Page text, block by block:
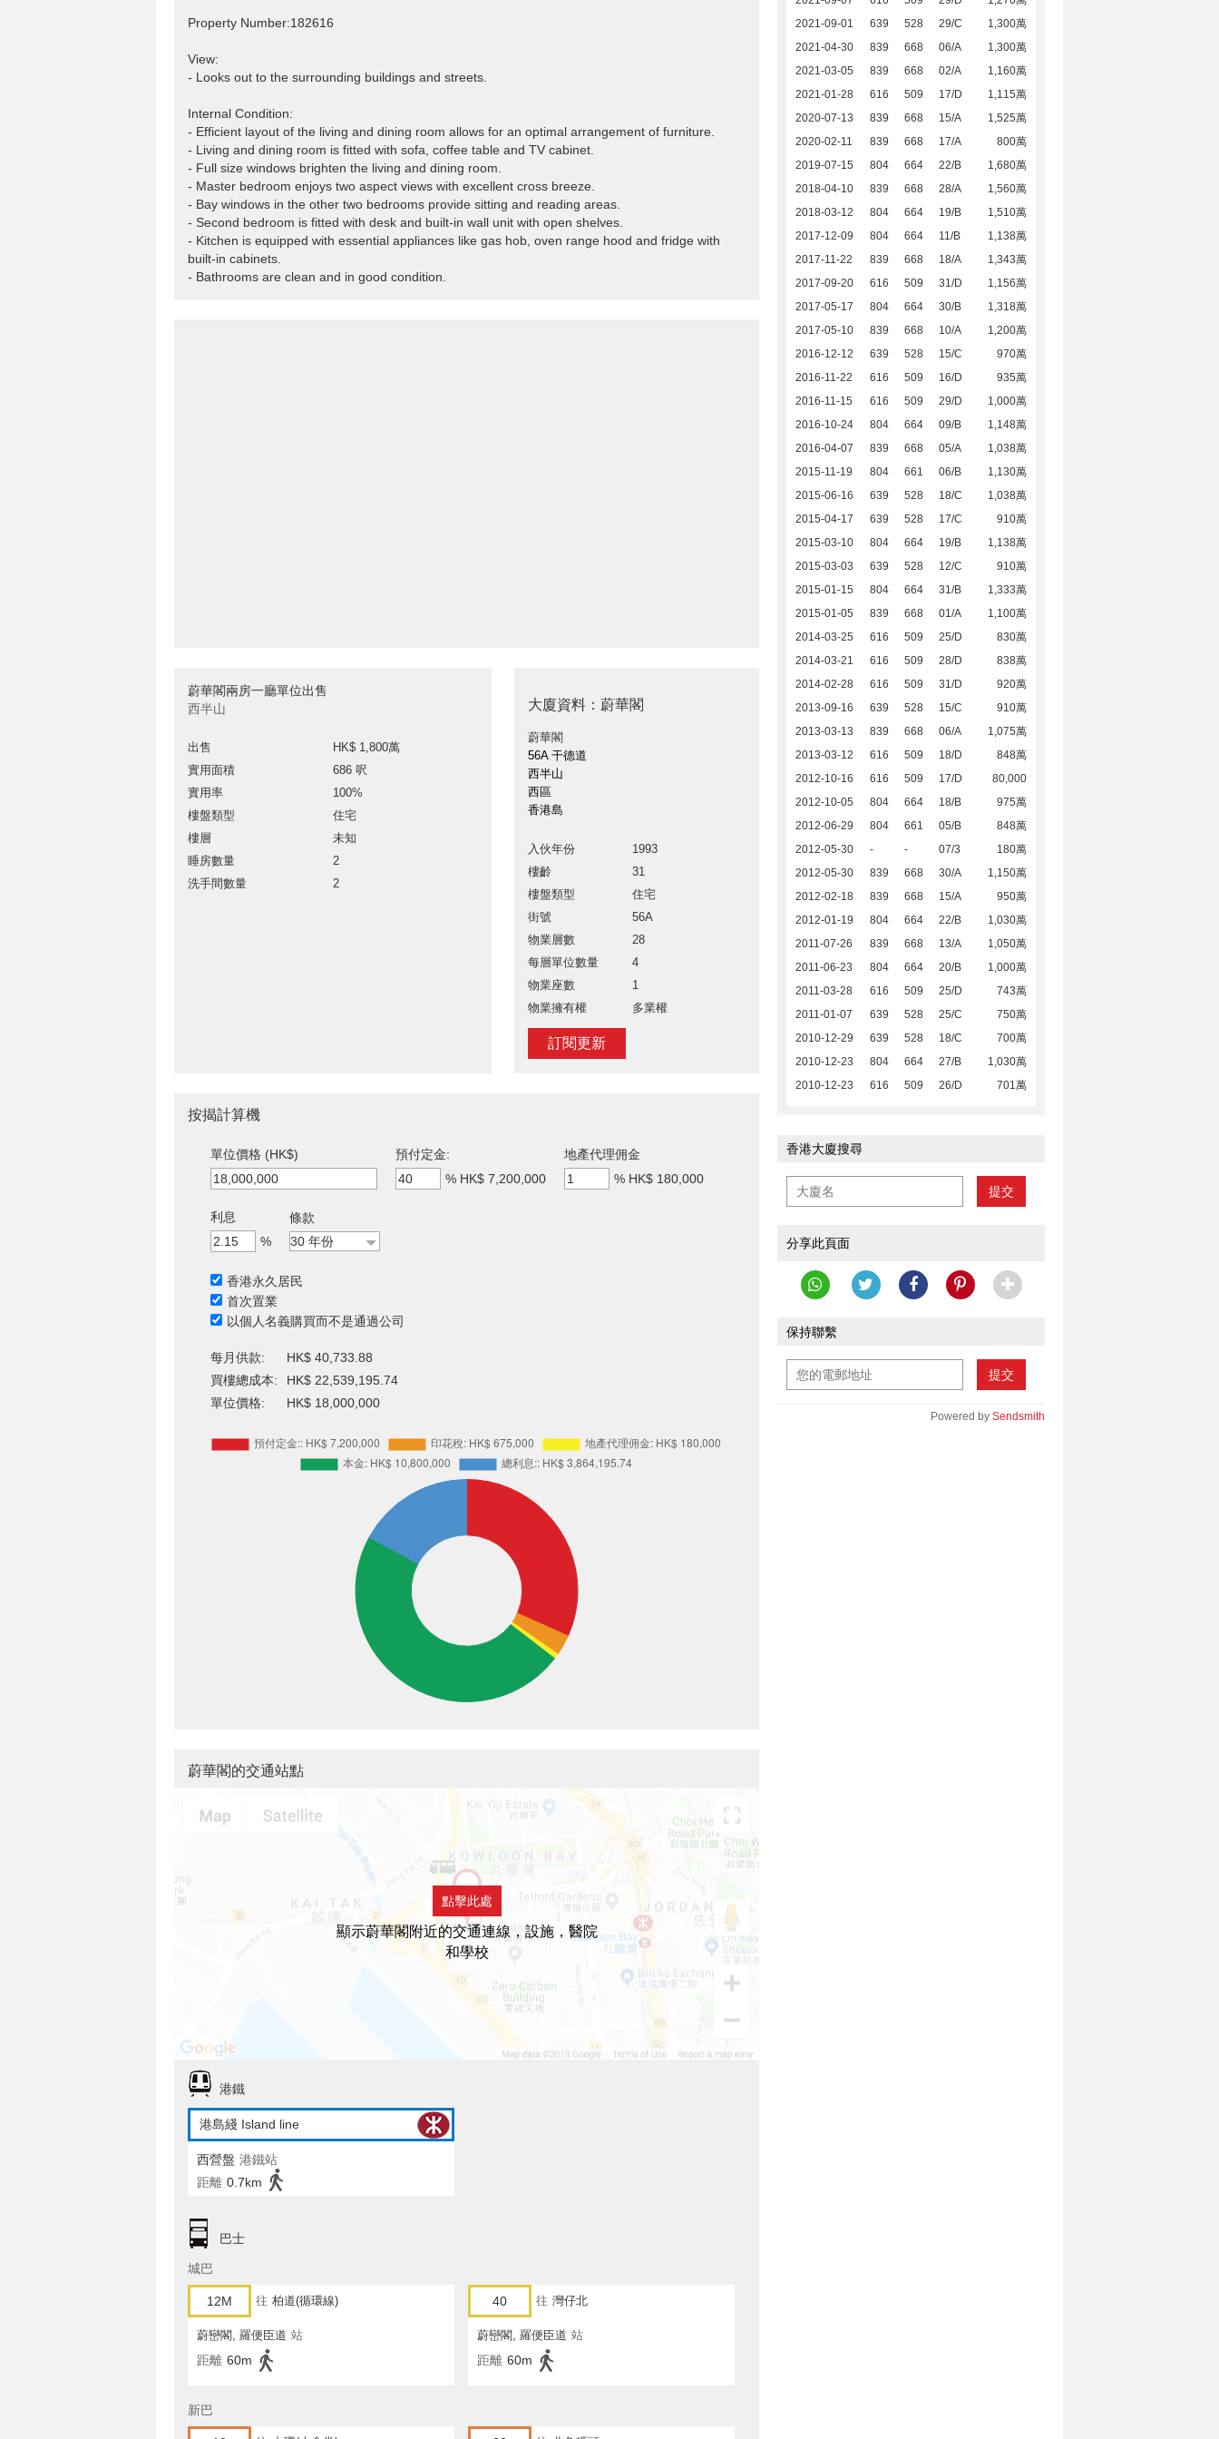
Property Number:182616
View:
- Looks out to the surrounding buildings and streets.
Internal Condition:
- Efficient layout of the living and dining room allows for an optimal arrangement of furniture.
- Living and dining room is fitted with sofa, coffee table and TV cabinet.
- Full size windows brighten the living and dining room.
- Master bedroom enjoys two aspect views with excellent cross breeze.
- Bay windows in the other two bedrooms provide sitting and reading areas.
- Second bedroom is fitted with desk and built-in wall unit with open shelves.
- Kitchen is equipped with essential appliances like gas hob, oven range hood and fridge with
built-in cabinets.
- Bathrooms are clean and in good condition.
蔚華閣兩房一廳單位出售
西半山
出售
HK$ 1,800萬
實用面積
686 呎
實用率
100%
樓盤類型
住宅
樓層
未知
睡房數量
2
洗手間數量
2
大廈資料：蔚華閣
蔚華閣
56A 干德道
西半山
西區
香港島
入伙年份
1993
樓齡
31
樓盤類型
住宅
街號
56A
物業層數
28
每層單位數量
4
物業座數
1
物業擁有權
多業權
訂閱更新
2021-09-01
639 528 29/C
1,300萬
2021-04-30
839 668 06/A
1,300萬
2021-03-05
839 668 02/A
1,160萬
2021-01-28
616 509 17/D
1,115萬
2020-07-13
839 668 15/A
1,525萬
2020-02-11
839 668 17/A
800萬
2019-07-15
804 664 22/B
1,680萬
2018-04-10
839 668 28/A
1,560萬
2018-03-12
804 664 19/B
1,510萬
2017-12-09
804 664 11/B
1,138萬
2017-11-22
839 668 18/A
1,343萬
2017-09-20
616 509 31/D
1,156萬
2017-05-17
804 664 30/B
1,318萬
2017-05-10
839 668 10/A
1,200萬
2016-12-12
639 528 15/C
970萬
2016-11-22
616 509 16/D
935萬
2016-11-15
616 509 29/D
1,000萬
2016-10-24
804 664 09/B
1,148萬
2016-04-07
839 668 05/A
1,038萬
2015-11-19
804 661 06/B
1,130萬
2015-06-16
639 528 18/C
1,038萬
2015-04-17
639 528 17/C
910萬
2015-03-10
804 664 19/B
1,138萬
2015-03-03
639 528 12/C
910萬
2015-01-15
804 664 31/B
1,333萬
2015-01-05
839 668 01/A
1,100萬
2014-03-25
616 509 25/D
830萬
2014-03-21
616 509 28/D
838萬
2014-02-28
616 509 31/D
920萬
2013-09-16
639 528 15/C
910萬
2013-03-13
839 668 06/A
1,075萬
2013-03-12
616 509 18/D
848萬
2012-10-16
616 509 17/D
80,000
2012-10-05
804 664 18/B
975萬
2012-06-29
804 661 05/B
848萬
2012-05-30
- - 07/3
180萬
2012-05-30
839 668 30/A
1,150萬
2012-02-18
839 668 15/A
950萬
2012-01-19
804 664 22/B
1,030萬
2011-07-26
839 668 13/A
1,050萬
2011-06-23
804 664 20/B
1,000萬
2011-03-28
616 509 25/D
743萬
2011-01-07
639 528 25/C
750萬
2010-12-29
639 528 18/C
700萬
2010-12-23
804 664 27/B
1,030萬
2010-12-23
616 509 26/D 701萬
香港大廈搜尋
提交
分享此頁面
保持聯繫
提交
Powered by Sendsmith
按揭計算機
單位價格 (HK$)
預付定金:
% HK$ 7,200,000
地產代理佣金
% HK$ 180,000
利息
%
條款
香港永久居民
首次置業
以個人名義購買而不是通過公司
每月供款:
HK$ 40,733.88
買樓總成本:
HK$ 22,539,195.74
單位價格:
HK$ 18,000,000
蔚華閣的交通站點
點擊此處
顯示蔚華閣附近的交通連線，設施，醫院
和學校
港鐵
港島綫 Island line
西營盤 港鐵站
距離 0.7km
巴士
城巴
12M 往 柏道(循環線)
蔚巒閣, 羅便臣道 站
距離 60m
40 往 灣仔北
蔚巒閣, 羅便臣道 站
距離 60m
新巴